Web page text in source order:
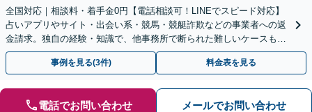
全国対応｜相談料・着手金0円【電話相談可！LINEでスピード対応】
占いアプリやサイト・出会い系・競馬・競艇詐欺などの事業者への返
金請求。独自の経験・知識で、他事務所で断られた難しいケースも解
決に導いた実績あり。まずはお気軽にご相談ください
事例を見る(3件) 料金表を見る
電話でお問い合わせ メールでお問い合わせ